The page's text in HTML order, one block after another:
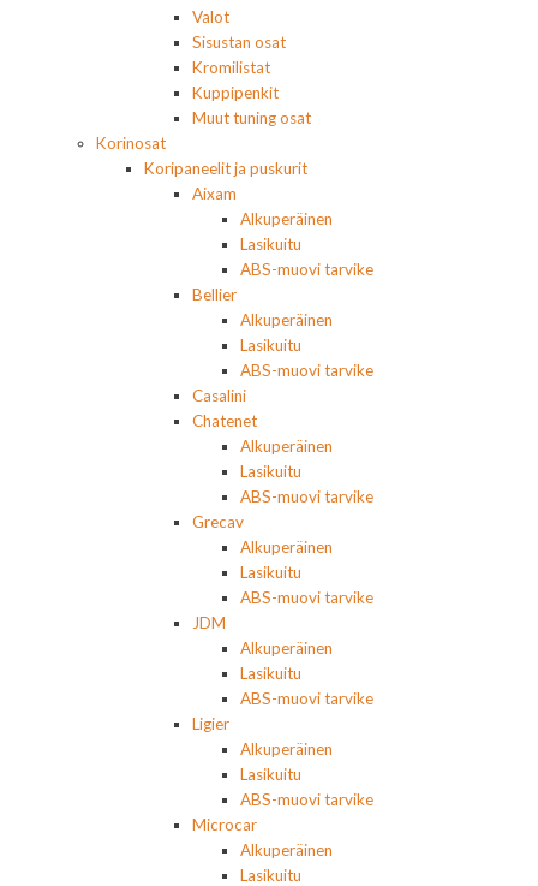
Valot
Sisustan osat
Kromilistat
Kuppipenkit
Muut tuning osat
Korinosat
Koripaneelit ja puskurit
Aixam
Alkuperäinen
Lasikuitu
ABS-muovi tarvike
Bellier
Alkuperäinen
Lasikuitu
ABS-muovi tarvike
Casalini
Chatenet
Alkuperäinen
Lasikuitu
ABS-muovi tarvike
Grecav
Alkuperäinen
Lasikuitu
ABS-muovi tarvike
JDM
Alkuperäinen
Lasikuitu
ABS-muovi tarvike
Ligier
Alkuperäinen
Lasikuitu
ABS-muovi tarvike
Microcar
Alkuperäinen
Lasikuitu